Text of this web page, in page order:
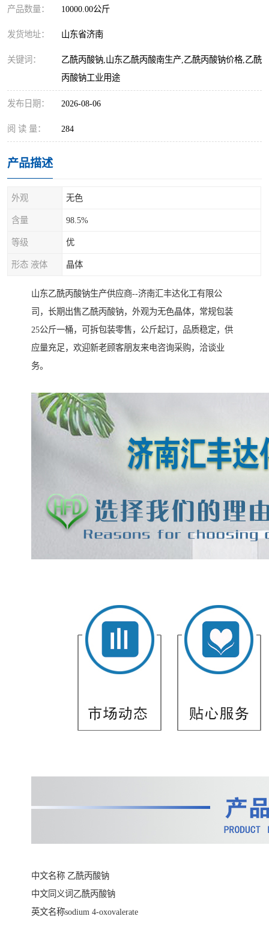
产品数量： 10000.00公斤
发货地址： 山东省济南
关键词：
乙酰丙酸钠,山东乙酰丙酸南生产,乙酰丙酸钠价格,乙酰
丙酸钠工业用途
发布日期： 2026-08-06
阅 读 量： 284
产品描述
外观 无色
含量 98.5%
等级 优
形态 液体 晶体
山东乙酰丙酸钠生产供应商--济南汇丰达化工有限公
司，长期出售乙酰丙酸钠，外观为无色晶体，常规包装
25公斤一桶，可拆包装零售，公斤起订，品质稳定，供
应量充足，欢迎新老顾客朋友来电咨询采购，洽谈业
务。
中文名称 乙酰丙酸钠
中文同义词乙酰丙酸钠
英文名称sodium 4-oxovalerate
醛类
酯类
烷烃化工原料 合成中间体
水处理助剂